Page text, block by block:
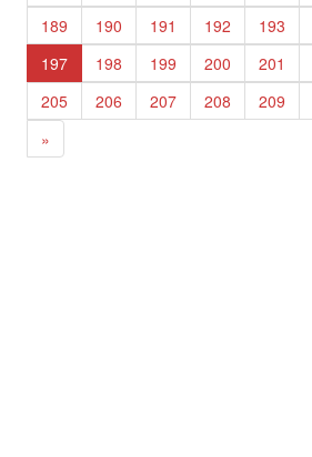
189
190 191 192 193
197
198 199 200 201
205
206 207 208 209
»